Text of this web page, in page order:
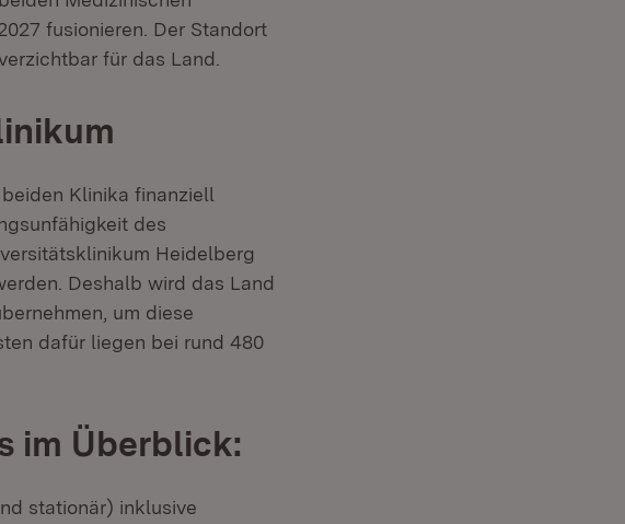
fusionieren. Der Standort
für das Land.
Klinika finanziell
des
Heidelberg
Deshalb wird das Land
um diese
dafür liegen bei rund 480
im Überblick:
stationär) inklusive